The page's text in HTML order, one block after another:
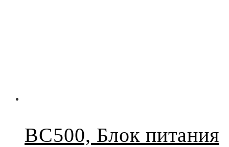
BC500, Блок питания